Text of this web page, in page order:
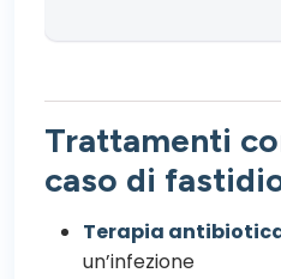
Trattamenti
caso di
Terapia
un’infezione